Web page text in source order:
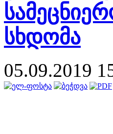
სხდომა
05.09.2019